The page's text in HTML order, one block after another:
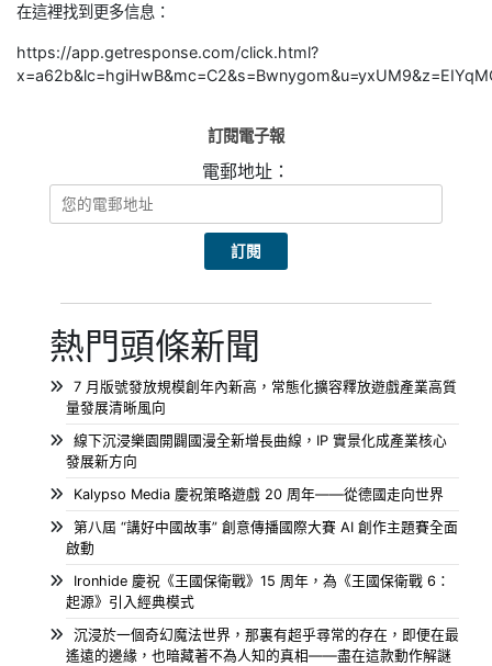
在這裡找到更多信息：
https://app.getresponse.com/click.html?
訂閱電子報
電郵地址：
熱門頭條新聞
7 月版號發放規模創年內新高，常態化擴容釋放遊戲產業高質
量發展清晰風向
線下沉浸樂園開闢國漫全新增長曲線，IP 實景化成產業核心
發展新方向
Kalypso Media 慶祝策略遊戲 20 周年——從德國走向世界
第八屆 “講好中國故事” 創意傳播國際大賽 AI 創作主題賽全面
啟動
Ironhide 慶祝《王國保衛戰》15 周年，為《王國保衛戰 6：
起源》引入經典模式
沉浸於一個奇幻魔法世界，那裏有超乎尋常的存在，即便在最
遙遠的邊緣，也暗藏著不為人知的真相——盡在這款動作解謎